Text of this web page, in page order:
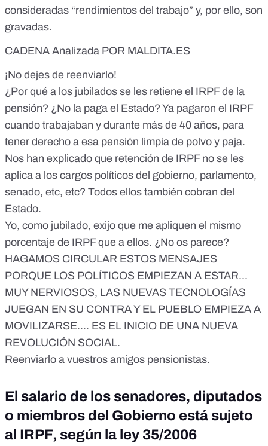
consideradas “rendimientos del trabajo” y, por ello, son
gravadas.
CADENA Analizada POR MALDITA.ES
¡No dejes de reenviarlo!
¿Por qué a los jubilados se les retiene el IRPF de la
pensión? ¿No la paga el Estado? Ya pagaron el IRPF
cuando trabajaban y durante más de 40 años, para
tener derecho a esa pensión limpia de polvo y paja.
Nos han explicado que retención de IRPF no se les
aplica a los cargos políticos del gobierno, parlamento,
senado, etc, etc? Todos ellos también cobran del
Estado.
Yo, como jubilado, exijo que me apliquen el mismo
porcentaje de IRPF que a ellos. ¿No os parece?
HAGAMOS CIRCULAR ESTOS MENSAJES
PORQUE LOS POLÍTICOS EMPIEZAN A ESTAR...
MUY NERVIOSOS, LAS NUEVAS TECNOLOGÍAS
JUEGAN EN SU CONTRA Y EL PUEBLO EMPIEZA A
MOVILIZARSE.... ES EL INICIO DE UNA NUEVA
REVOLUCIÓN SOCIAL.
Reenviarlo a vuestros amigos pensionistas.
El salario de los senadores, diputados
o miembros del Gobierno está sujeto
al IRPF, según la ley 35/2006